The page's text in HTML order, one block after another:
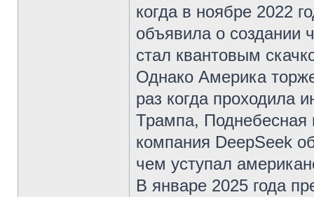
когда в ноябре 2022
объявила о создании
стал квантовым
Однако Америка
раз когда проходила
Трампа, Поднебесная
компания DeepSeek
чем уступал
В январе 2025 года